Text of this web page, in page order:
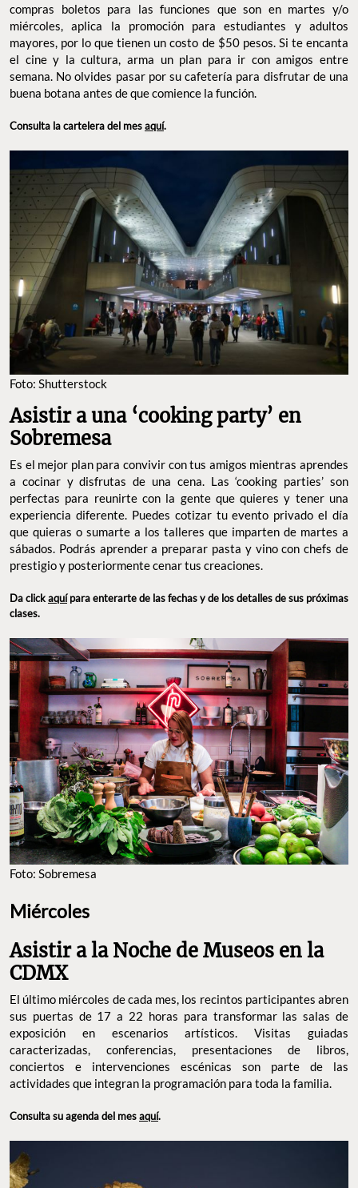
compras boletos para las funciones que son en martes y/o
miércoles, aplica la promoción para estudiantes y adultos
mayores, por lo que tienen un costo de $50 pesos. Si te encanta
el cine y la cultura, arma un plan para ir con amigos entre
semana. No olvides pasar por su cafetería para disfrutar de una
buena botana antes de que comience la función.
Consulta la cartelera del mesaquí.
Foto: Shutterstock
Asistir a una ‘cooking party’ en
Sobremesa
Es el mejor plan para convivir con tus amigos mientras aprendes
a cocinar y disfrutas de una cena. Las ‘cooking parties’ son
perfectas para reunirte con la gente que quieres y tener una
experiencia diferente. Puedes cotizar tu evento privado el día
que quieras o sumarte a los talleres que imparten de martes a
sábados. Podrás aprender a preparar pasta y vino con chefs de
prestigio y posteriormente cenar tus creaciones.
Da clickaquípara enterarte de las fechas y de los detalles de sus próximas
clases.
Foto: Sobremesa
Miércoles
Asistir a la Noche de Museos en la
CDMX
El último miércoles de cada mes, los recintos participantes abren
sus puertas de 17 a 22 horas para transformar las salas de
exposición en escenarios artísticos. Visitas guiadas
caracterizadas, conferencias, presentaciones de libros,
conciertos e intervenciones escénicas son parte de las
actividades que integran la programación para toda la familia.
Consulta su agenda del mesaquí.